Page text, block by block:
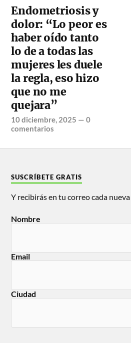
Endometriosis y
dolor: “Lo peor es
haber oído tanto
lo de a todas las
mujeres les duele
la regla, eso hizo
que no me
quejara”
10 diciembre, 2025 —0
comentarios
SUSCRÍBETE GRATIS
Y recibirás en tu correo cada
Nombre
Email
Ciudad